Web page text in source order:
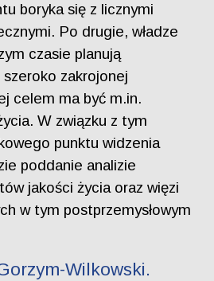
boryka się z licznymi
Po drugie, władze
czasie planują
zakrojonej
celem ma być m.in.
W związku z tym
punktu widzenia
poddanie analizie
jakości życia oraz więzi
w tym postprzemysłowym
Wilkowski.